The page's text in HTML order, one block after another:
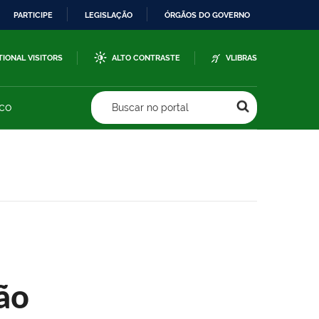
PARTICIPE LEGISLAÇÃO ÓRGÃOS DO GOVERNO
VISITORS ALTO CONTRASTE VLIBRAS
Buscar no portal